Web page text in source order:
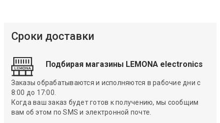
Сроки доставки
Подбирая магазины LEMONA electronics
Заказы обрабатываются и исполняются в рабочие дни с
8:00 до 17:00.
Когда ваш заказ будет готов к получению, мы сообщим
вам об этом по SMS и электронной почте.